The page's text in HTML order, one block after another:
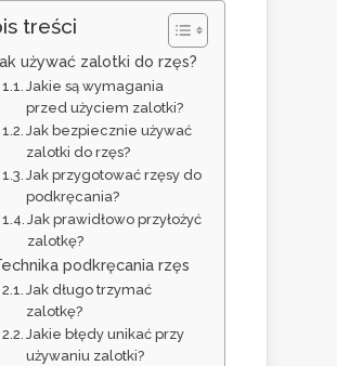
treści
używać zalotki do rzęs?
Jakie są wymagania
przed użyciem zalotki?
Jak bezpiecznie używać
zalotki do rzęs?
Jak przygotować rzęsy do
podkręcania?
Jak prawidłowo przyłożyć
zalotkę?
podkręcania rzęs
Jak długo trzymać
zalotkę?
Jakie błędy unikać przy
używaniu zalotki?